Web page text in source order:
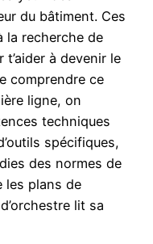
du bâtiment. Ces
la recherche de
à devenir le
comprendre ce
ligne, on
techniques
spécifiques,
des normes de
les plans de
lit sa